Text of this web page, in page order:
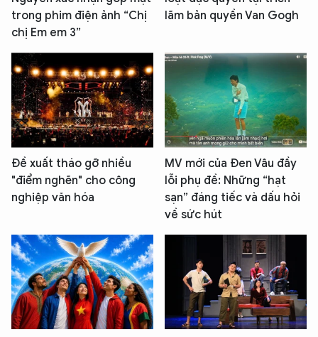
trong phim điện ảnh “Chị
chị Em em 3”
lãm bản quyền Van Gogh
Đề xuất tháo gỡ nhiều
"điểm nghẽn" cho công
nghiệp văn hóa
MV mới của Đen Vâu đầy
lỗi phụ đề: Những “hạt
sạn” đáng tiếc và dấu hỏi
về sức hút